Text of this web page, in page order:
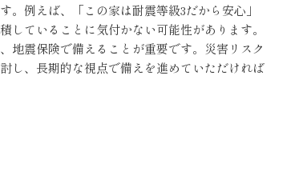
例えば、「この家は耐震等級3だから安心」
していることに気付かない可能性があります。
地震保険で備えることが重要です。災害リスク
し、長期的な視点で備えを進めていただければ